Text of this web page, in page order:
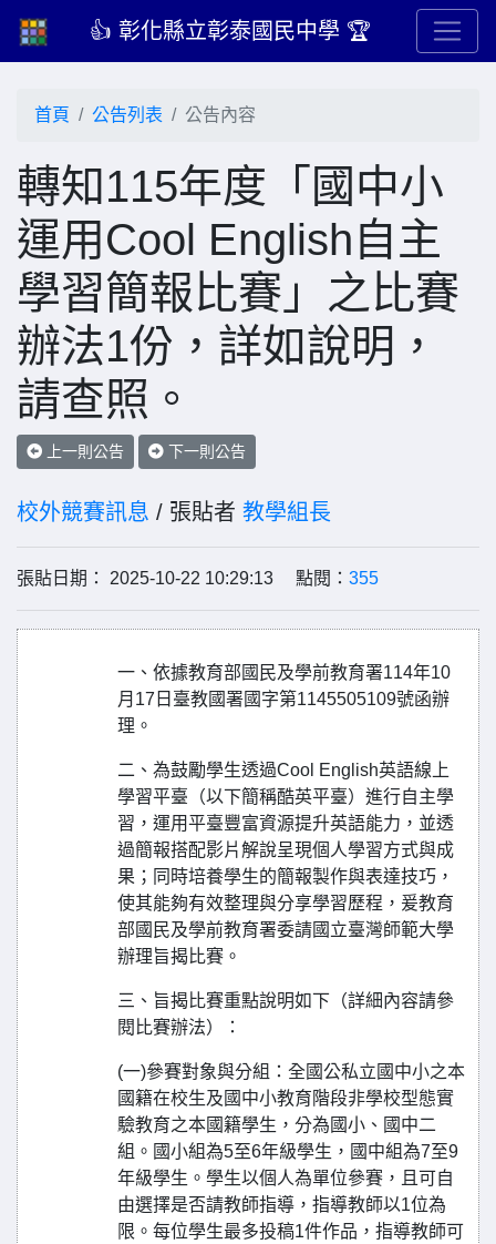
👍 彰化縣立彰泰國民中學 🏆
首頁 公告列表 公告內容
轉知115年度「國中小
運用Cool English自主
學習簡報比賽」之比賽
辦法1份，詳如說明，
請查照。
上一則公告 下一則公告
校外競賽訊息 / 張貼者 教學組長
張貼日期： 2025-10-22 10:29:13 點閱： 355
一、依據教育部國民及學前教育署114年10
月17日臺教國署國字第1145505109號函辦
理。
二、為鼓勵學生透過Cool English英語線上
學習平臺（以下簡稱酷英平臺）進行自主學
習，運用平臺豐富資源提升英語能力，並透
過簡報搭配影片解說呈現個人學習方式與成
果；同時培養學生的簡報製作與表達技巧，
使其能夠有效整理與分享學習歷程，爰教育
部國民及學前教育署委請國立臺灣師範大學
辦理旨揭比賽。
三、旨揭比賽重點說明如下（詳細內容請參
閱比賽辦法）：
(一)參賽對象與分組：全國公私立國中小之本
國籍在校生及國中小教育階段非學校型態實
驗教育之本國籍學生，分為國小、國中二
組。國小組為5至6年級學生，國中組為7至9
年級學生。學生以個人為單位參賽，且可自
由選擇是否請教師指導，指導教師以1位為
限。每位學生最多投稿1件作品，指導教師可